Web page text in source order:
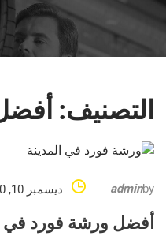
التصنيف:
by
admin ديسمبر 10, 2020
أفضل ورشة فورد في